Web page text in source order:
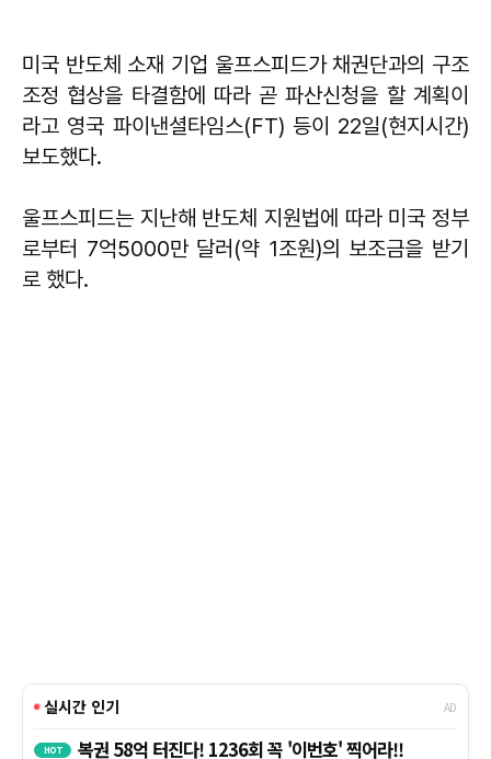
미국 반도체 소재 기업 울프스피드가 채권단과의 구조
조정 협상을 타결함에 따라 곧 파산신청을 할 계획이
라고 영국 파이낸셜타임스(FT) 등이 22일(현지시간)
보도했다.
울프스피드는 지난해 반도체 지원법에 따라 미국 정부
로부터 7억5000만 달러(약 1조원)의 보조금을 받기
로 했다.